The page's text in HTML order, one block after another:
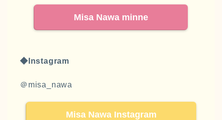
Misa Nawa minne
◆Instagram
＠misa_nawa
Misa Nawa Instagram